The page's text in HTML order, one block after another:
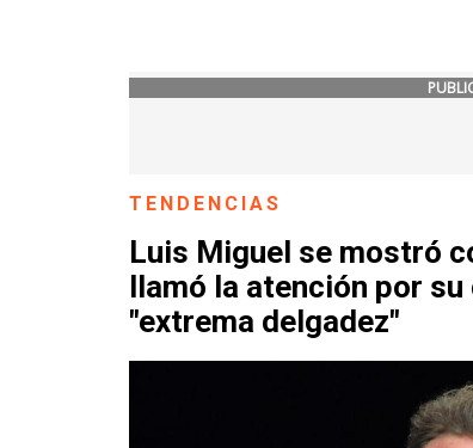
TENDENCIAS
Luis Miguel se mostró
llamó la atención por
"extrema delgadez"